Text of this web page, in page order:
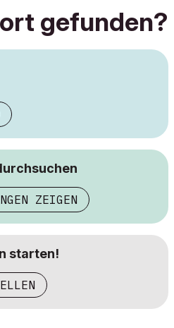
gefunden?
ZEIGEN
starten!